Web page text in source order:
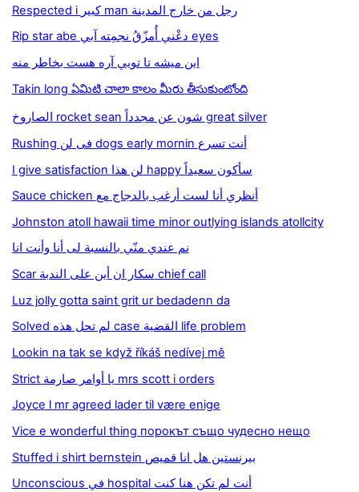
Respected i كبير man رجل من خارج المدينة
Rip star abe دعْني أُمزّقُ نجمِته آبي eyes
اين ميشه تا تويي آره هست بخاطر منه
Takin long ఏమిటి చాలా కాలం మీరు తీసుకుంటోంది
الصاروخ rocket sean شون عن مجدداً great silver
Rushing فى لن dogs early mornin أنت تسرع
I give satisfaction لن هذا happy سأكون سعيداً
Sauce chicken أنظري أنا لست أرغب بالدجاج مع
Johnston atoll hawaii time minor outlying islands atollcity
نم عندي منّي بالنسبة لى أنا وأنت انا
Scar سكار ان أين على الندبة chief call
Luz jolly gotta saint grit ur bedadenn da
Solved لم تحل هذه case القضية life problem
Lookin na tak se když říkáš nedívej mě
Strict يا أوامر صارمة mrs scott i orders
Joyce l mr agreed lader til være enige
Vice е wonderful thing порокът също чудесно нещо
Stuffed i shirt bernstein بيرنستين هل انا قميص
Unconscious في hospital أنت لم تكن هنا كنت